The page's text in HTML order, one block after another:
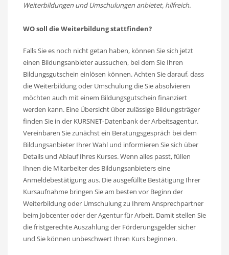
Weiterbildungen und Umschulungen anbietet, hilfreich.
WO soll die Weiterbildung stattfinden?
Falls Sie es noch nicht getan haben, können Sie sich jetzt
einen Bildungsanbieter aussuchen, bei dem Sie Ihren
Bildungsgutschein einlösen können. Achten Sie darauf, dass
die Weiterbildung oder Umschulung die Sie absolvieren
möchten auch mit einem Bildungsgutschein finanziert
werden kann. Eine Übersicht über zulässige Bildungsträger
finden Sie in der KURSNET-Datenbank der Arbeitsagentur.
Vereinbaren Sie zunächst ein Beratungsgespräch bei dem
Bildungsanbieter Ihrer Wahl und informieren Sie sich über
Details und Ablauf Ihres Kurses. Wenn alles passt, füllen
Ihnen die Mitarbeiter des Bildungsanbieters eine
Anmeldebestätigung aus. Die ausgefüllte Bestätigung Ihrer
Kursaufnahme bringen Sie am besten vor Beginn der
Weiterbildung oder Umschulung zu Ihrem Ansprechpartner
beim Jobcenter oder der Agentur für Arbeit. Damit stellen Sie
die fristgerechte Auszahlung der Förderungsgelder sicher
und Sie können unbeschwert Ihren Kurs beginnen.